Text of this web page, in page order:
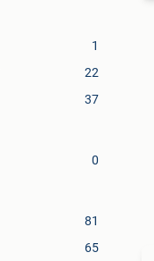
1
22
37
0
81
65